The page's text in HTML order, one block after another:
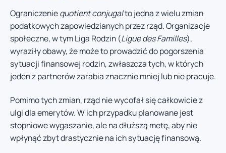
Ograniczeniequotient conjugalto jedna z wielu zmian
podatkowych zapowiedzianych przez rząd. Organizacje
społeczne, w tym Liga Rodzin (Ligue des Familles),
wyraziły obawy, że może to prowadzić do pogorszenia
sytuacji finansowej rodzin, zwłaszcza tych, w których
jeden z partnerów zarabia znacznie mniej lub nie pracuje.
Pomimo tych zmian, rząd nie wycofał się całkowicie z
ulgi dla emerytów. W ich przypadku planowane jest
stopniowe wygaszanie, ale na dłuższą metę, aby nie
wpłynąć zbyt drastycznie na ich sytuację finansową.